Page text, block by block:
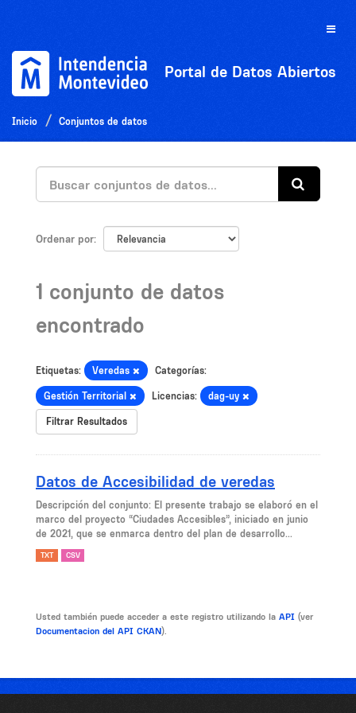
Toggle
Portal de Datos Abiertos
Inicio Conjuntos de datos
Ordenar por
1 conjunto de datos
encontrado
Etiquetas: Veredas Categorías:
Gestión Territorial Licencias: dag-uy
Filtrar Resultados
Datos de Accesibilidad de veredas
Descripción del conjunto: El presente trabajo se elaboró en el
marco del proyecto “Ciudades Accesibles”, iniciado en junio
de 2021, que se enmarca dentro del plan de desarrollo...
TXT CSV
Usted también puede acceder a este registro utilizando la API (ver
Documentacion del API CKAN).